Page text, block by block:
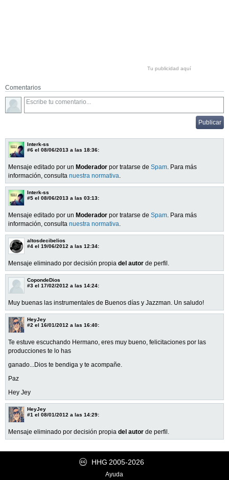
Tu publicidad aquí
Comentarios
Interk-ss
#6 el 08/06/2013 a las 18:36:
Mensaje editado por un Moderador por tratarse de Spam . Para más
información, consulta nuestra normativa
Interk-ss
#5 el 08/06/2013 a las 03:13:
Mensaje editado por un Moderador por tratarse de Spam . Para más
información, consulta nuestra normativa
altosdecibelios
#4 el 19/06/2012 a las 12:34:
Mensaje eliminado por decisión propia del autor de perfil.
CopondeDios
#3 el 17/02/2012 a las 14:24:
Muy buenas las instrumentales de Buenos días y Jazzman. Un saludo!
HeyJey
#2 el 16/01/2012 a las 16:40:
Te estuve escuchando Hermano, eres muy bueno, felicitaciones por las
producciones te lo has
ganado...Dios te bendiga y te acompañe.
Paz
Hey Jey
HeyJey
#1 el 08/01/2012 a las 14:29:
Mensaje eliminado por decisión propia del autor de perfil.
HHG 2005-2026
Ayuda